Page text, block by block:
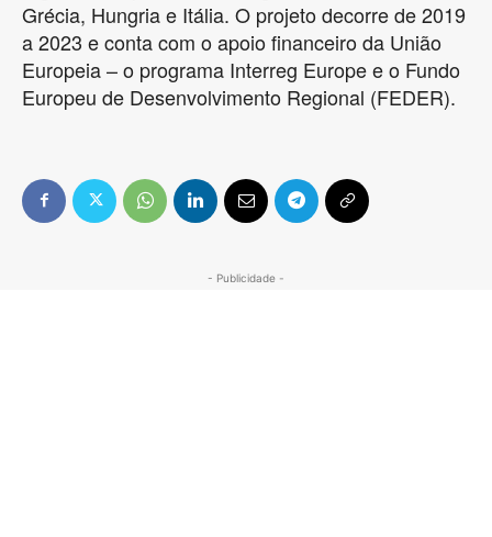
Grécia, Hungria e Itália. O projeto decorre de 2019
a 2023 e conta com o apoio financeiro da União
Europeia – o programa Interreg Europe e o Fundo
Europeu de Desenvolvimento Regional (FEDER).
- Publicidade -